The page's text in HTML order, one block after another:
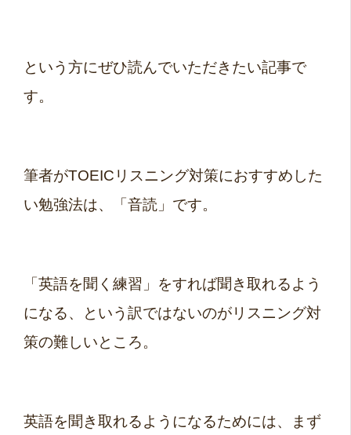
という方にぜひ読んでいただきたい記事で
す。
筆者がTOEICリスニング対策におすすめした
い勉強法は、「音読」です。
「英語を聞く練習」をすれば聞き取れるよう
になる、という訳ではないのがリスニング対
策の難しいところ。
英語を聞き取れるようになるためには、まず